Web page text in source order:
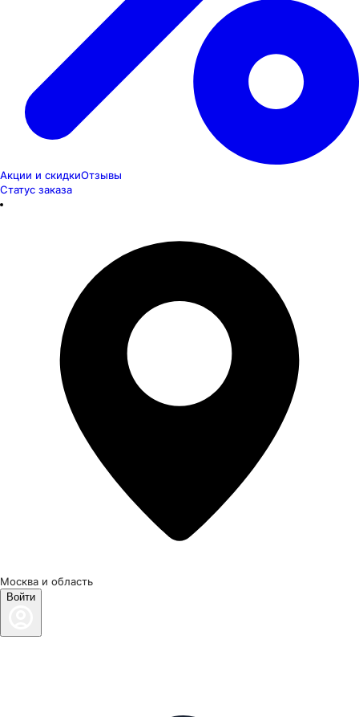
Акции и скидкиОтзывы
Статус заказа
Москва и область
Войти